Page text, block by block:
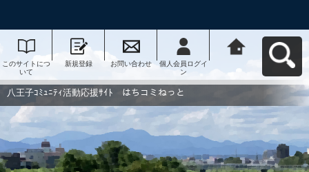
このサイトにつ
いて
新規登録 お問い合わせ
個人会員ログイ
ン
動応援ｻｲﾄ はち
コミねっとへ戻
八王子ｺﾐｭﾆﾃｨ活動応援ｻｲﾄ はちコミねっと